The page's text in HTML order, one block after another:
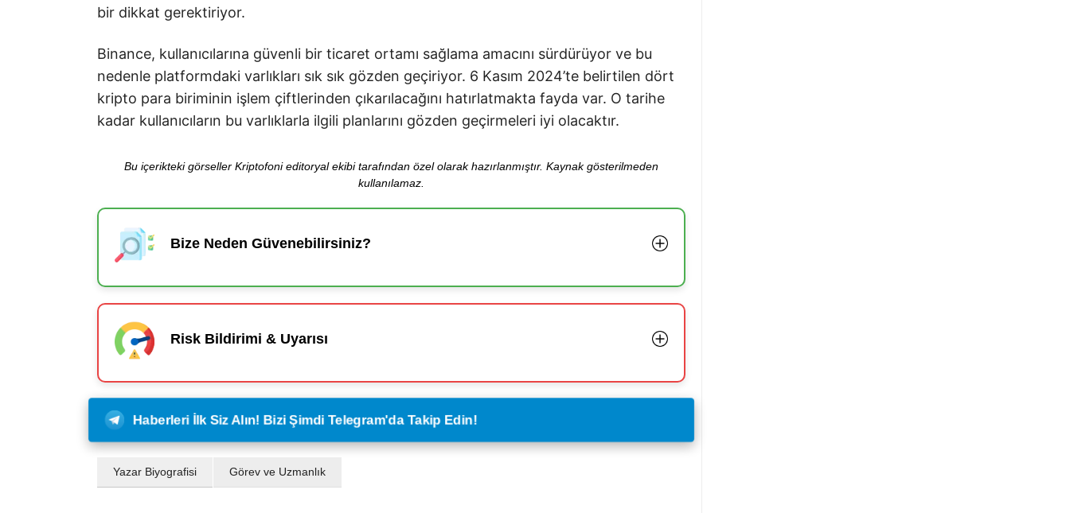
bir dikkat gerektiriyor.
Binance, kullanıcılarına güvenli bir ticaret ortamı sağlama amacını sürdürüyor ve bu
nedenle platformdaki varlıkları sık sık gözden geçiriyor. 6 Kasım 2024’te belirtilen dört
kripto para biriminin işlem çiftlerinden çıkarılacağını hatırlatmakta fayda var. O tarihe
kadar kullanıcıların bu varlıklarla ilgili planlarını gözden geçirmeleri iyi olacaktır.
Bu içerikteki görseller Kriptofoni editoryal ekibi tarafından özel olarak hazırlanmıştır. Kaynak gösterilmeden
kullanılamaz.
Bize Neden Güvenebilirsiniz?
Risk Bildirimi & Uyarısı
Haberleri İlk Siz Alın! Bizi Şimdi Telegram'da Takip Edin!
Yazar Biyografisi Görev ve Uzmanlık